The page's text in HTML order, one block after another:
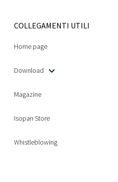
COLLEGAMENTI UTILI
Home page
Download
Magazine
Isopan Store
Whistleblowing